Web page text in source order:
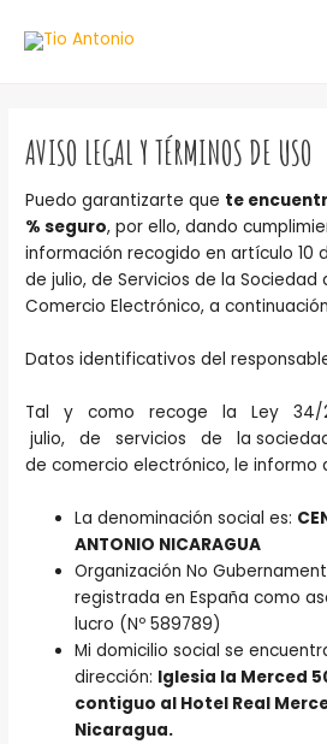
AVISO LEGAL Y TÉRMINOS DE USO
Puedo garantizarte que te
% seguro, por ello, dando
información recogido en artículo 10
de julio, de Servicios de la
Comercio Electrónico, a
Datos identificativos del
Tal y como recoge la Ley 34/
julio, de servicios de la sociedad
de comercio electrónico, le informo
La denominación social es:
ANTONIO NICARAGUA
Organización No
registrada en España como
lucro (Nº 589789)
Mi domicilio social se
dirección: Iglesia la Merced
contiguo al Hotel Real
Nicaragua.